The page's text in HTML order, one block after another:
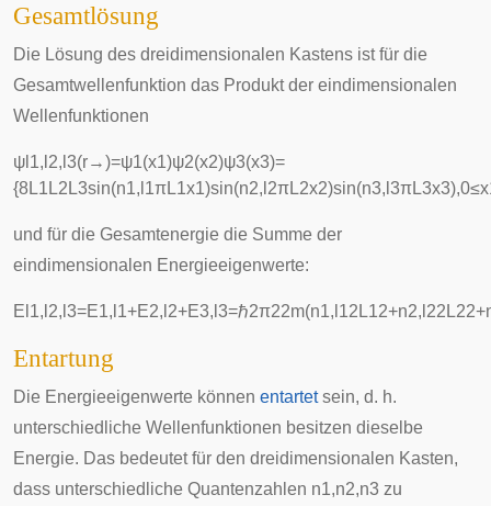
Gesamtlösung
Die Lösung des dreidimensionalen Kastens ist für die
Gesamtwellenfunktion das Produkt der eindimensionalen
Wellenfunktionen
ψ 1, 2, 3(r→)=ψ1(x1)ψ2(x2)ψ3(x3)=
{8 L1 L2 L3sin(n1, 1πL1x1)sin(n2, 2πL2x2)sin(n3, 3πL3x3),0≤x
und für die Gesamtenergie die Summe der
eindimensionalen Energieeigenwerte:
E 1, 2, 3=E1, 1+E2, 2+E3, 3=ℏ2π22m(n1, 12 L12+n2, 22 L22+
Entartung
Die Energieeigenwerte können entartetsein, d. h.
unterschiedliche Wellenfunktionen besitzen dieselbe
Energie. Das bedeutet für den dreidimensionalen Kasten,
dass unterschiedliche Quantenzahlen n1,n2,n3 zu